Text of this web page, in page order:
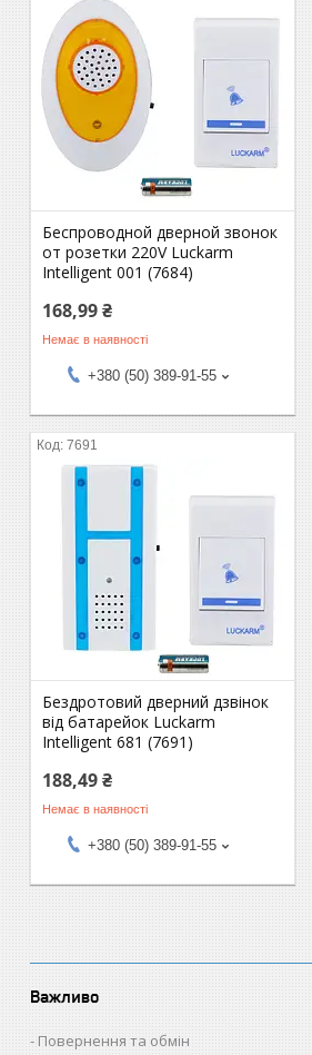
Беспроводной дверной звонок
от розетки 220V Luckarm
Intelligent 001 (7684)
168,99 ₴
Немає в наявності
+380 (50) 389-91-55
7691
Бездротовий дверний дзвінок
від батарейок Luckarm
Intelligent 681 (7691)
188,49 ₴
Немає в наявності
+380 (50) 389-91-55
Важливо
Повернення та обмін